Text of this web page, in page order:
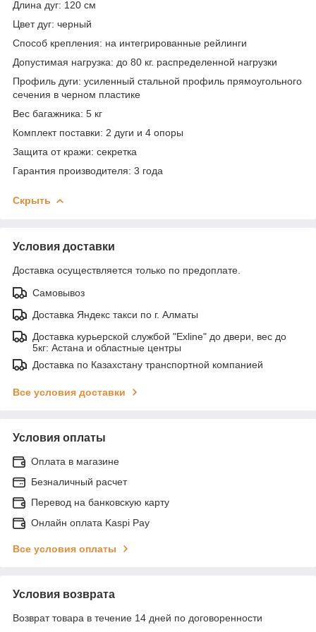
Длина дуг: 120 см
Цвет дуг: черный
Способ крепления: на интегрированные рейлинги
Допустимая нагрузка: до 80 кг. распределенной нагрузки
Профиль дуги: усиленный стальной профиль прямоугольного
сечения в черном пластике
Вес багажника: 5 кг
Комплект поставки: 2 дуги и 4 опоры
Защита от кражи: секретка
Гарантия производителя: 3 года
Скрыть
Условия доставки
Доставка осуществляется только по предоплате.
Самовывоз
Доставка Яндекс такси по г. Алматы
Доставка курьерской службой "Exline" до двери, вес до
5кг: Астана и областные центры
Доставка по Казахстану транспортной компанией
Все условия доставки
Условия оплаты
Оплата в магазине
Безналичный расчет
Перевод на банковскую карту
Онлайн оплата Kaspi Pay
Все условия оплаты
Условия возврата
Возврат товара в течение 14 дней по договоренности